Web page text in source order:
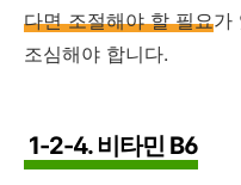
다면 조절해야 할 필요가
조심해야 합니다.
1-2-4. 비타민 B6